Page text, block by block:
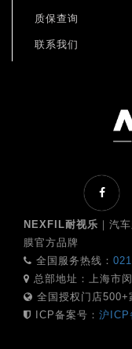
质保查询
联系我们
NEXFIL耐视乐 ｜汽
膜官方品牌
全国服务热线：
总部地址：上海市
全国授权门店500+
ICP备案号： 沪ICP